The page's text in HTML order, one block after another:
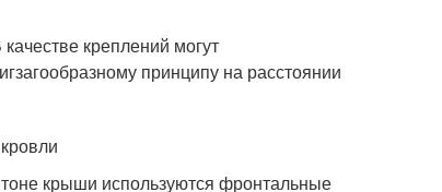
креплений могут
принципу на расстоянии
крыши используются фронтальные